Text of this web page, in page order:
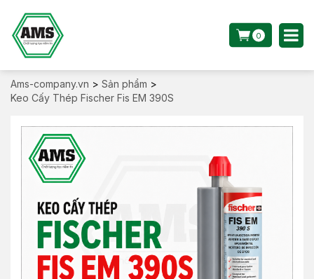
0
Ams-company.vn > Sản phẩm >
Keo Cấy Thép Fischer Fis EM 390S